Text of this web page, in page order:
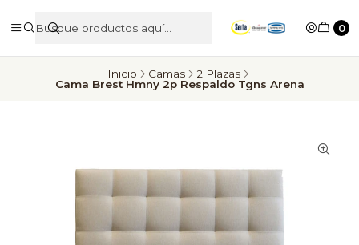
0
Inicio Camas
2 Plazas
Cama Brest Hmny 2p Respaldo Tgns Arena